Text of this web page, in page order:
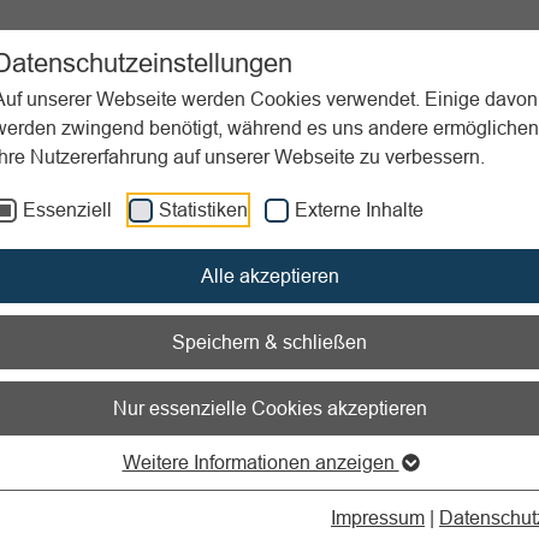
unserer Webseite werden Cookies verwendet. Einige davon
zwingend benötigt, während es uns andere
Nutzererfahrung auf unserer Webseite zu verbessern.
Essenziell Statistiken Externe Inhalte
Alle akzeptieren
Speichern & schließen
Nur essenzielle Cookies akzeptieren
Weitere Informationen anzeigen
Impressum |
Sportpraxis Aktuelles
zum Readspeaker öffnen
& Erklärungen